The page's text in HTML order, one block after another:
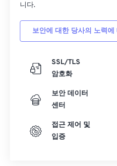
니다.
보안에 대한 당사의 노력
SSL/TLS
암호화
보안 데이터
센터
접근 제어 및
입증